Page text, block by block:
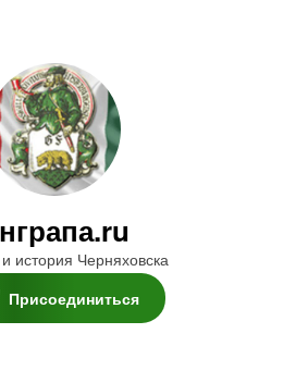
история Черняховска
Присоединиться